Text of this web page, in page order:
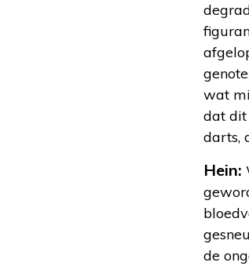
wat
dat dit
darts,
Hein:
de